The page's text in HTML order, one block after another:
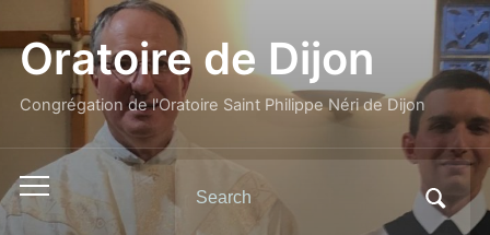
Oratoire de Dijon
Congrégation de l'Oratoire Saint Philippe Néri de Dijon
Toggle
mobile
for: